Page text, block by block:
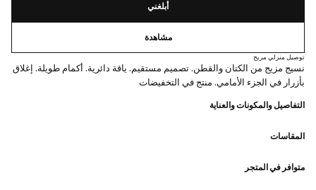
أبلغني
مشاهدة
توصيل منزلي مريح
نسيج مزيج من الكتان والقطن. تصميم مستقيم. ياقة دائرية. أكمام طويلة. إغلاق
بأزرار في الجزء الأمامي. منتج في التخفيضات
التفاصيل والمكونات والعناية
المقاسات
متوافر في المتجر